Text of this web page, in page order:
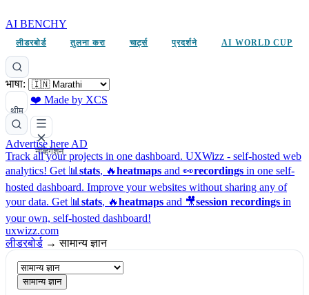
AI BENCHY
लीडरबोर्ड तुलना करा चार्ट्स प्रदर्शने AI WORLD CUP
भाषा:
थीम
❤️ Made by XCS
नेव्हिगेशन
Advertise here AD
Track all your projects in one dashboard. UXWizz - self-hosted web
analytics! Get 📊 stats, 🔥heatmaps and 👀recordings in one self-
hosted dashboard. Improve your websites without sharing any of
your data. Get 📊 stats, 🔥heatmaps and 🎥session recordings in
your own, self-hosted dashboard!
uxwizz.com
लीडरबोर्ड → सामान्य ज्ञान
सामान्य ज्ञान